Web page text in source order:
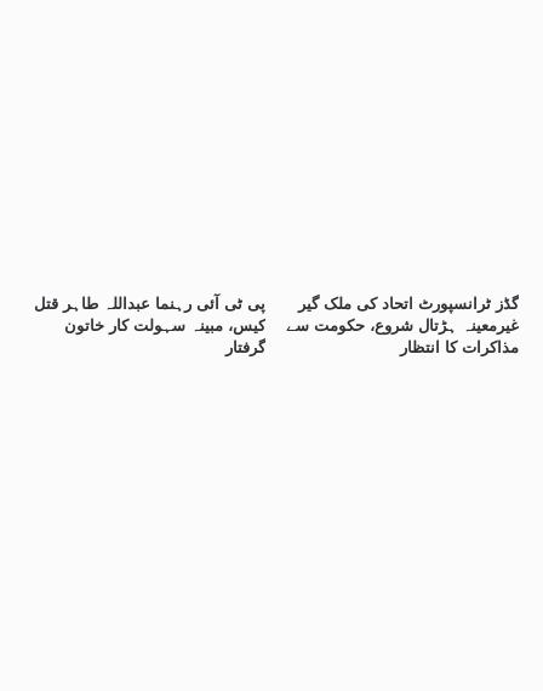
پی ٹی آئی رہنما عبداللہ طاہر قتل
کیس، مبینہ سہولت کار خاتون
گرفتار
گڈز ٹرانسپورٹ اتحاد کی ملک گیر
غیرمعینہ ہڑتال شروع، حکومت سے
مذاکرات کا انتظار